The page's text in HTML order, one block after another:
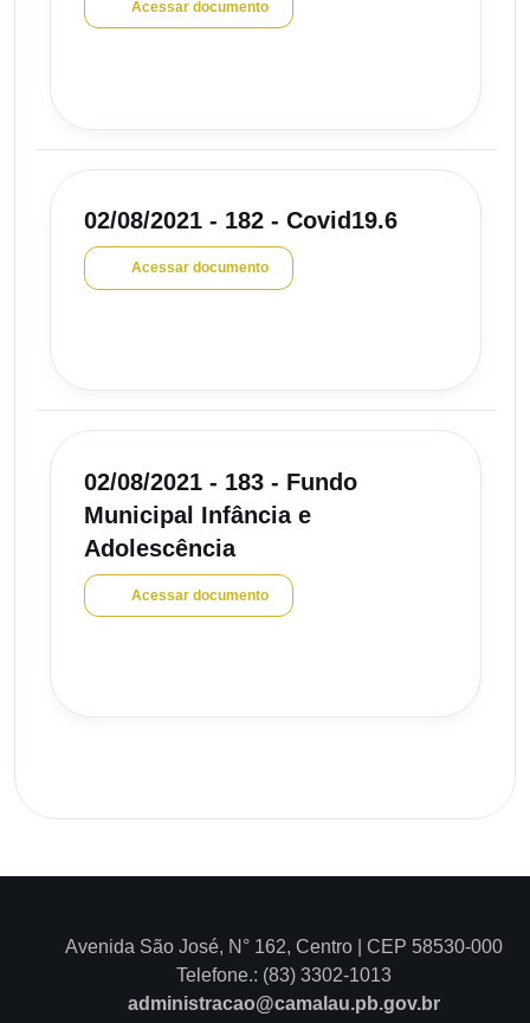
Acessar documento
02/08/2021 - 182 - Covid19.6
Acessar documento
02/08/2021 - 183 - Fundo
Municipal Infância e
Adolescência
Acessar documento
Avenida São José, N° 162, Centro | CEP 58530-000
Telefone.: (83) 3302-1013
administracao@camalau.pb.gov.br